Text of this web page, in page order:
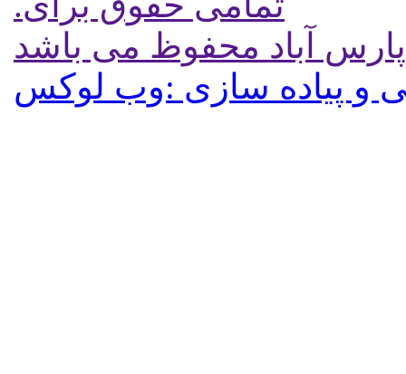
پارس آباد محفوظ می باشد
و پیاده سازی :وب لوکس